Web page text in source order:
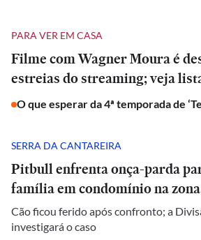
PARA VER EM CASA
Filme com Wagner Moura é
estreias do streaming; veja
O que esperar da 4ª temporada de
SERRA DA CANTAREIRA
Pitbull enfrenta onça-parda
família em condomínio na
Cão ficou ferido após confronto; a
investigará o caso